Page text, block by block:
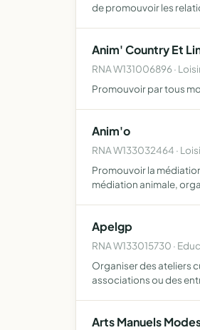
de promouvoir les
Anim' Country Et
RNA W131006896 ·
Promouvoir par tous
Anim'o
RNA W133032464 ·
Promouvoir la
médiation animale,
Apelgp
RNA W133015730 ·
Organiser des ateliers
associations ou des
Arts Manuels